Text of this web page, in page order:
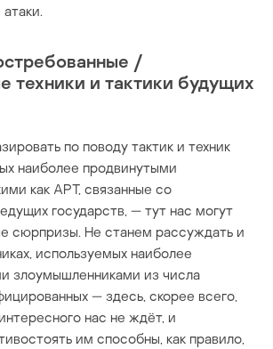
/
техники и тактики будущих
по поводу тактик и техник
наиболее продвинутыми
как APT, связанные со
государств, — тут нас могут
сюрпризы. Не станем рассуждать и
используемых наиболее
злоумышленниками из числа
— здесь, скорее всего,
нас не ждёт, и
им способны, как правило,